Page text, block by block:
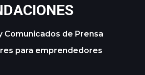
Comunicados de Prensa
para emprendedores